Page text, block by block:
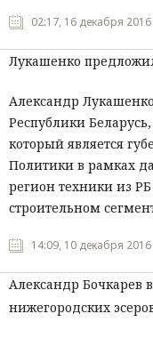
Происшествия
02:17, 16 декабря 2016
Лукашенко
Александр
Республики
который является
Политики в рамках
регион техники из
строительном
14:09, 10 декабря 2016
Александр Бочкарев
нижегородских